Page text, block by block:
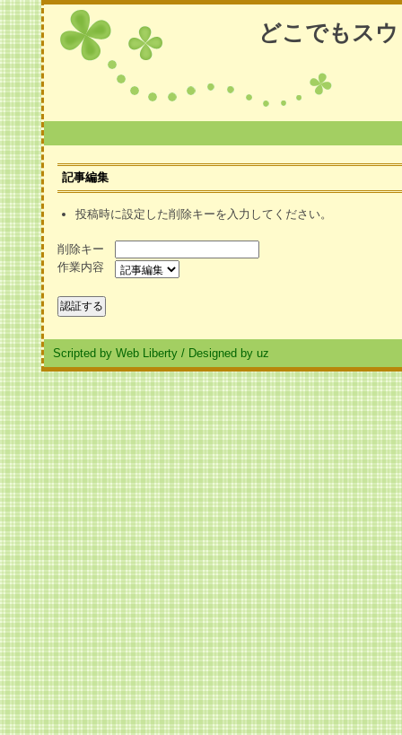
どこでもス
記事編集
投稿時に設定した削除キーを入力してください。
削除キー
作業内容
Scripted by Web Liberty / Designed by uz